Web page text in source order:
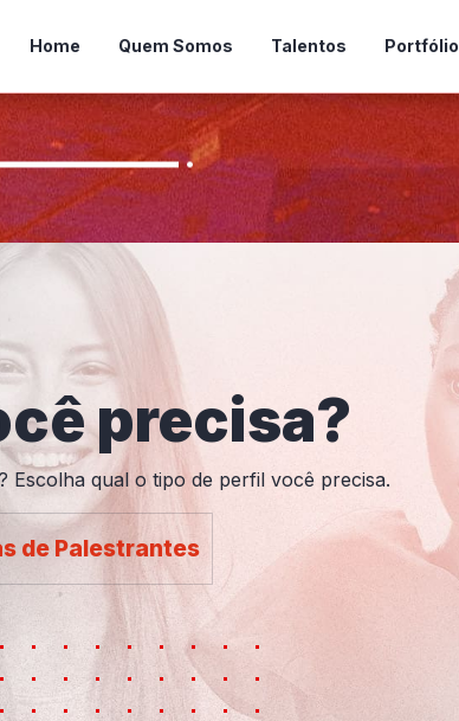
Home Quem Somos Talentos Portfólio
precisa?
Escolha qual o tipo de perfil você precisa.
de Palestrantes